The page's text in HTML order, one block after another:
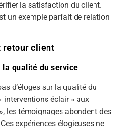
la satisfaction du client.
un exemple parfait de relation
retour client
qualité du service
d’éloges sur la qualité du
interventions éclair » aux
les témoignages abondent des
expériences élogieuses ne